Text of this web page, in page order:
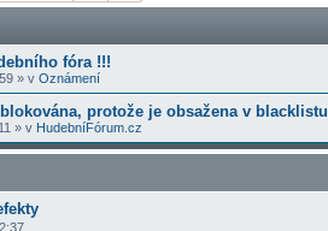
fóra !!!
» v Oznámení
protože je obsažena v blacklistu
» v HudebníFórum.cz